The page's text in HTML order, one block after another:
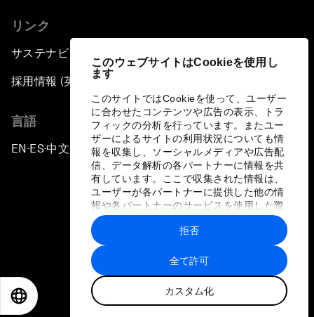
このウェブサイトはCookieを使用し
ます
このサイトではCookieを使って、ユーザー
に合わせたコンテンツや広告の表示、トラ
フィックの分析を行っています。またユー
ザーによるサイトの利用状況についても情
報を収集し、ソーシャルメディアや広告配
信、データ解析の各パートナーに情報を共
有しています。ここで収集された情報は、
ユーザーが各パートナーに提供した他の情
報や各パートナーのサービスを使用した際
に収集された情報と組み合わされ、各パー
トナーによって使用されることがありま
す。
全て許可
カスタム化
拒否
リンク
サステナビリティへの取り組み
採用情報 (英語のみ)
言語
EN ▪ES▪中文▪ 日本語
プライバシーポリシーと利用規約
サイトマップ
©
世界経済フォーラム